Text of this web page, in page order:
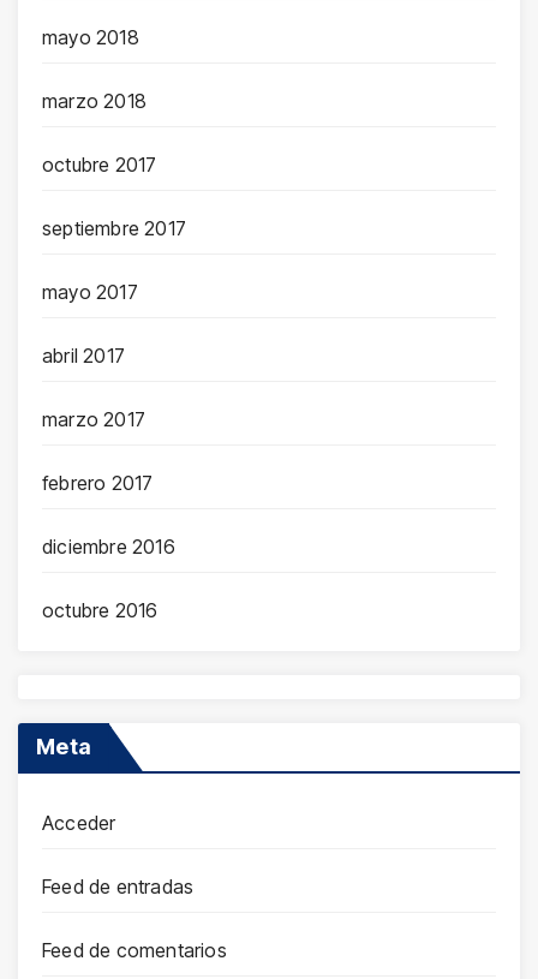
mayo 2018
marzo 2018
octubre 2017
septiembre 2017
mayo 2017
abril 2017
marzo 2017
febrero 2017
diciembre 2016
octubre 2016
Meta
Acceder
Feed de entradas
Feed de comentarios